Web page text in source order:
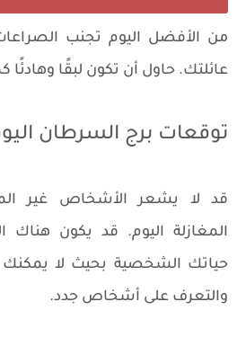
من الأفضل اليوم تجنب
عائلتك. حاول أن تكون لبقًا وهادئًا
توقعات برج السرطان
قد لا يشعر الأشخاص غير
المغازلة اليوم. قد يكون هناك
حياتك الشخصية بحيث لا يمكنك
والتعرف على أشخاص جدد.